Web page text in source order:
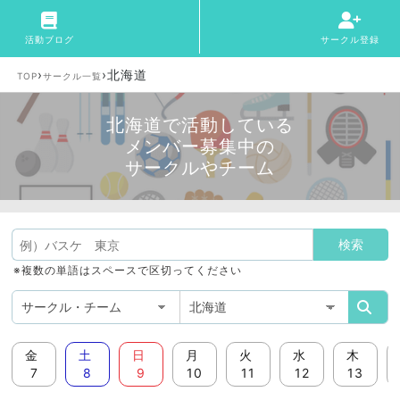
活動ブログ サークル登録
TOP›サークル一覧 ›北海道
北海道で活動している
メンバー募集中の
サークルやチーム
※複数の単語はスペースで区切ってください
金
7
土
8
日
9
月
10
火
11
水
12
木
13